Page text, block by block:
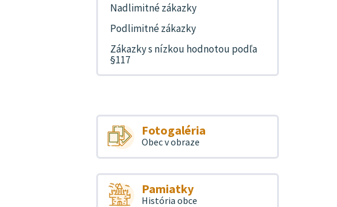
Nadlimitné zákazky
Podlimitné zákazky
Zákazky s nízkou hodnotou podľa
§117
Fotogaléria
Obec v obraze
Pamiatky
História obce